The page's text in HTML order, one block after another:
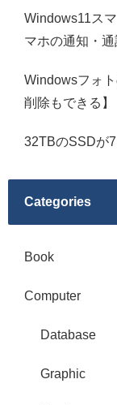
Windows11ス
マホの通知・
Windowsフォ
削除もできる】
32TBのSSDが
Categories
Book
Computer
Database
Graphic